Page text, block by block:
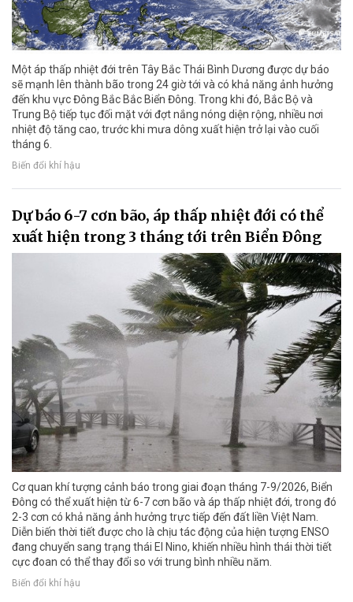
Một áp thấp nhiệt đới trên Tây Bắc Thái Bình Dương được dự báo
sẽ mạnh lên thành bão trong 24 giờ tới và có khả năng ảnh hưởng
đến khu vực Đông Bắc Bắc Biển Đông. Trong khi đó, Bắc Bộ và
Trung Bộ tiếp tục đối mặt với đợt nắng nóng diện rộng, nhiều nơi
nhiệt độ tăng cao, trước khi mưa dông xuất hiện trở lại vào cuối
tháng 6.
Biến đổi khí hậu
Dự báo 6-7 cơn bão, áp thấp nhiệt đới có thể
xuất hiện trong 3 tháng tới trên Biển Đông
Cơ quan khí tượng cảnh báo trong giai đoạn tháng 7-9/2026, Biển
Đông có thể xuất hiện từ 6-7 cơn bão và áp thấp nhiệt đới, trong đó
2-3 cơn có khả năng ảnh hưởng trực tiếp đến đất liền Việt Nam.
Diễn biến thời tiết được cho là chịu tác động của hiện tượng ENSO
đang chuyển sang trạng thái El Nino, khiến nhiều hình thái thời tiết
cực đoan có thể thay đổi so với trung bình nhiều năm.
Biến đổi khí hậu